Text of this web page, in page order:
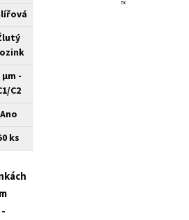
µm -
C2
Ano
ks